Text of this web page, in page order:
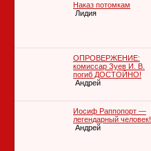
Наказ потомкам
Лидия
ОПРОВЕРЖЕНИЕ:
комиссар Зуев И. В.
погиб ДОСТОЙНО!
Андрей
Иосиф Раппопорт —
легендарный человек!
Андрей